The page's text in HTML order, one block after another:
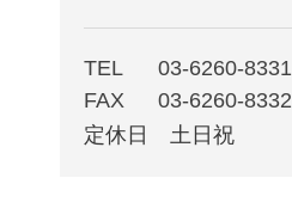
TEL 03-6260-8331
FAX
03-6260-8332
定休日 土日祝